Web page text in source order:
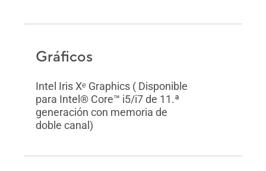
Gráficos
Intel Iris Xᵉ Graphics ( Disponible
para Intel® Core™ i5/i7 de 11.ª
generación con memoria de
doble canal)